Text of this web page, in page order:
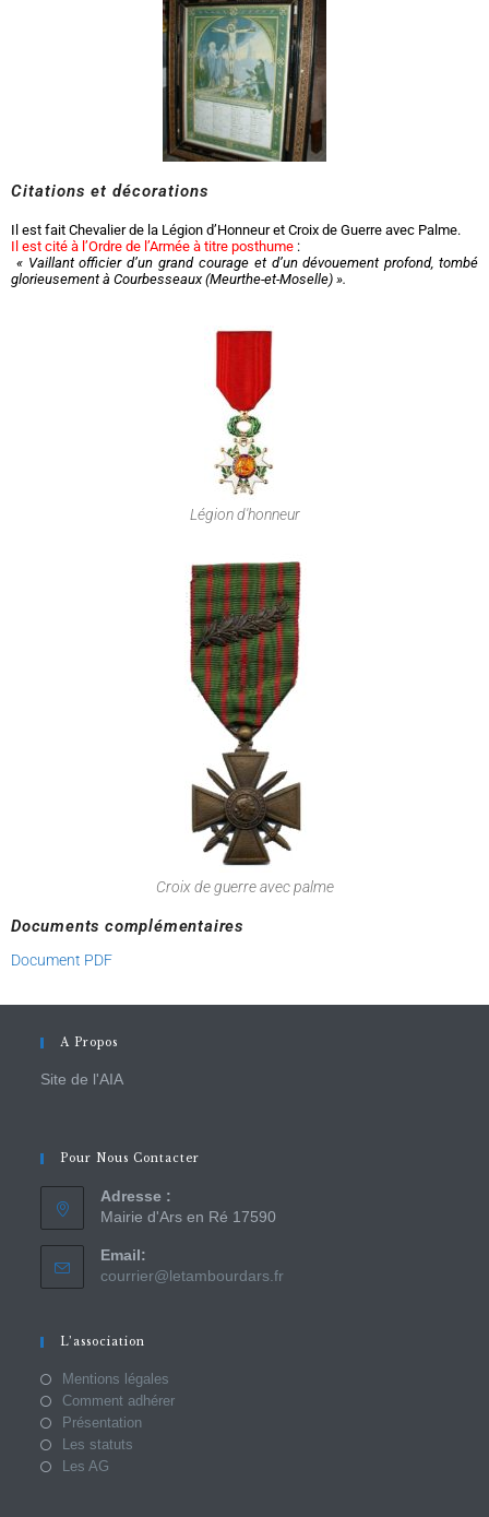
Citations et décorations
Il est fait Chevalier de la Légion d’Honneur et Croix de Guerre avec Palme.
Il est cité à l’Ordre de l’Armée à titre posthume :
« Vaillant officier d’un grand courage et d’un dévouement profond, tombé
glorieusement à Courbesseaux (Meurthe-et-Moselle) ».
Légion d'honneur
Croix de guerre avec palme
Documents complémentaires
Document PDF
A Propos
Site de l'AIA
Pour Nous Contacter
Adresse :
Mairie d'Ars en Ré 17590
Email:
courrier@letambourdars.fr
L’association
Mentions légales
Comment adhérer
Présentation
Les statuts
Les AG